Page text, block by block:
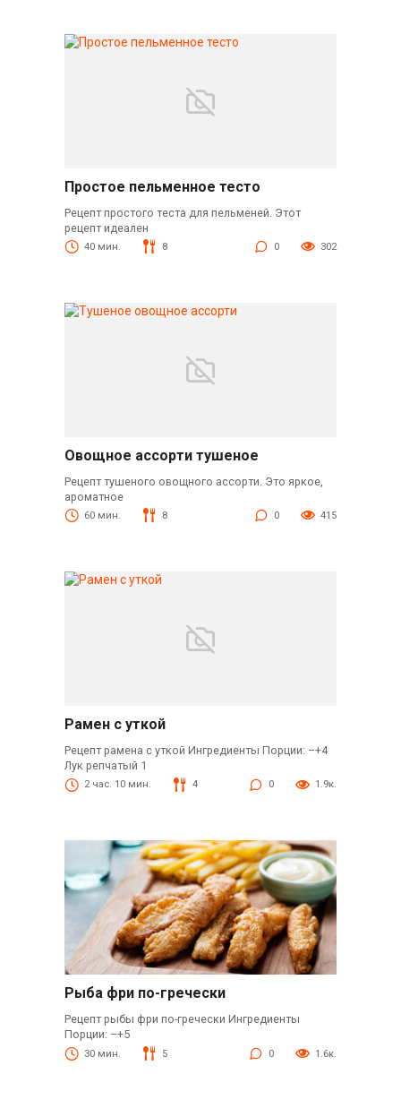
Простое пельменное тесто
Рецепт простого теста для пельменей. Этот
рецепт идеален
40 мин. 8 0 302
Овощное ассорти тушеное
Рецепт тушеного овощного ассорти. Это яркое,
ароматное
60 мин. 8 0 415
Рамен с уткой
Рецепт рамена с уткой Ингредиенты Порции: –+4
Лук репчатый 1
2 час. 10 мин. 4 0 1.9к.
Рыба фри по-гречески
Рецепт рыбы фри по-гречески Ингредиенты
Порции: –+5
30 мин. 5 0 1.6к.